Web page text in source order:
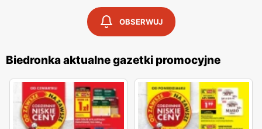
promocje oraz doskonałą jakość oferowanych produktów.
Jednym z kluczowych elementów strategii marketingowej
Biedronka gazetka promocyjna
się regularnie i informuje o najnowszych ofertach.
Gazetka promocyjna Biedronka
, publikowana co tydzień,
prezentuje aktualne promocje, specjalne oferty i
sezonowe wyprzedaże, dzięki czemu klienci mogą
planować swoje zakupy i korzystać z wyjątkowych okazji
OBSERWUJ
Biedronka aktualne gazetki promocyjne